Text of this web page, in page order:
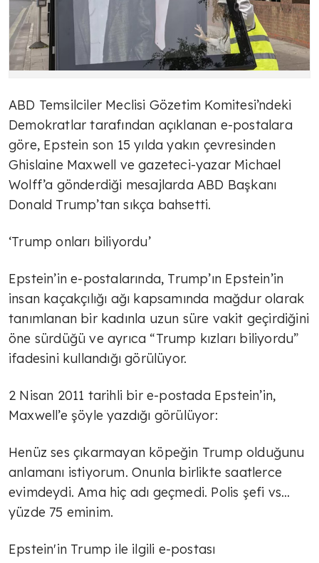
ABD Temsilciler Meclisi Gözetim Komitesi’ndeki
Demokratlar tarafından açıklanan e-postalara
göre, Epstein son 15 yılda yakın çevresinden
Ghislaine Maxwell ve gazeteci-yazar Michael
Wolff’a gönderdiği mesajlarda ABD Başkanı
Donald Trump’tan sıkça bahsetti.
‘Trump onları biliyordu’
Epstein’in e-postalarında, Trump’ın Epstein’in
insan kaçakçılığı ağı kapsamında mağdur olarak
tanımlanan bir kadınla uzun süre vakit geçirdiğini
öne sürdüğü ve ayrıca “Trump kızları biliyordu”
ifadesini kullandığı görülüyor.
2 Nisan 2011 tarihli bir e-postada Epstein’in,
Maxwell’e şöyle yazdığı görülüyor:
Henüz ses çıkarmayan köpeğin Trump olduğunu
anlamanı istiyorum. Onunla birlikte saatlerce
evimdeydi. Ama hiç adı geçmedi. Polis şefi vs…
yüzde 75 eminim.
Epstein'in Trump ile ilgili e-postası